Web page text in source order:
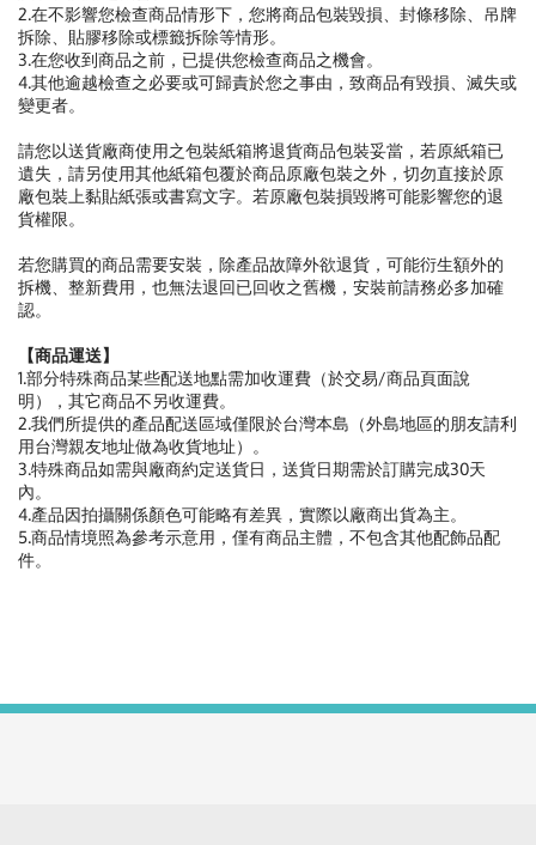
2.在不影響您檢查商品情形下，您將商品包裝毀損、封條移除、吊牌
拆除、貼膠移除或標籤拆除等情形。
3.在您收到商品之前，已提供您檢查商品之機會。
4.其他逾越檢查之必要或可歸責於您之事由，致商品有毀損、滅失或
變更者。
請您以送貨廠商使用之包裝紙箱將退貨商品包裝妥當，若原紙箱已
遺失，請另使用其他紙箱包覆於商品原廠包裝之外，切勿直接於原
廠包裝上黏貼紙張或書寫文字。若原廠包裝損毀將可能影響您的退
貨權限。
若您購買的商品需要安裝，除產品故障外欲退貨，可能衍生額外的
拆機、整新費用，也無法退回已回收之舊機，安裝前請務必多加確
認。
【商品運送】
1.部分特殊商品某些配送地點需加收運費（於交易/商品頁面說
明），其它商品不另收運費。
2.我們所提供的產品配送區域僅限於台灣本島（外島地區的朋友請利
用台灣親友地址做為收貨地址）。
3.特殊商品如需與廠商約定送貨日，送貨日期需於訂購完成30天
內。
4.產品因拍攝關係顏色可能略有差異，實際以廠商出貨為主。
5.商品情境照為參考示意用，僅有商品主體，不包含其他配飾品配
件。